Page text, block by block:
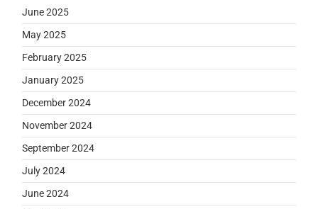
June 2025
May 2025
February 2025
January 2025
December 2024
November 2024
September 2024
July 2024
June 2024